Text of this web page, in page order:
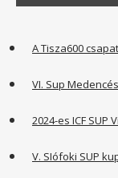
A Tisza600
VI. Sup
2024-es ICF SUP
V. SIófoki SUP